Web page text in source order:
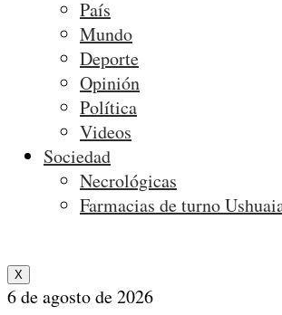
País
Mundo
Deporte
Opinión
Política
Videos
Sociedad
Necrológicas
Farmacias de turno
X
6 de agosto de 2026